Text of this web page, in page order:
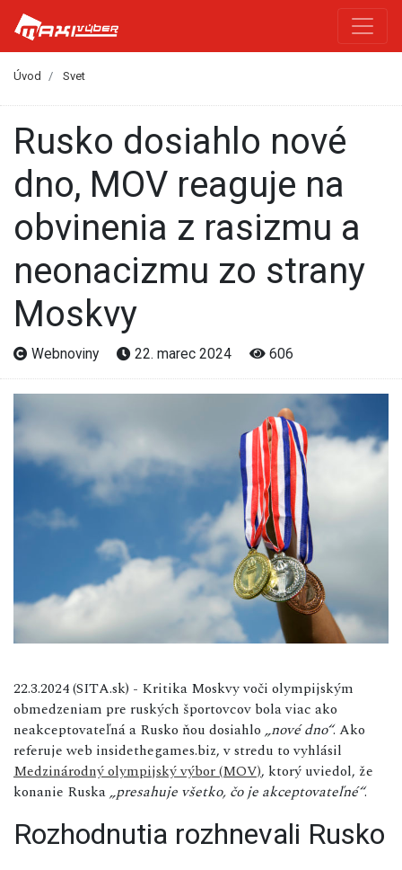
Úvod Svet
Rusko dosiahlo nové
dno, MOV reaguje na
obvinenia z rasizmu a
neonacizmu zo strany
Moskvy
Webnoviny 22. marec 2024 606
22.3.2024 (SITA.sk) - Kritika Moskvy voči olympijským
obmedzeniam pre ruských športovcov bola viac ako
neakceptovateľná a Rusko ňou dosiahlo „nové dno“. Ako
referuje web insidethegames.biz, v stredu to vyhlásil
Medzinárodný olympijský výbor (MOV), ktorý uviedol, že
konanie Ruska„presahuje všetko, čo je akceptovateľné“.
Rozhodnutia rozhnevali Rusko